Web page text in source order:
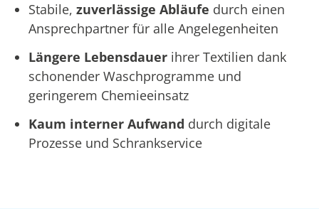
Stabile, zuverlässige Abläufe durch einen
Ansprechpartner für alle Angelegenheiten
Längere Lebensdauer ihrer Textilien dank
schonender Waschprogramme und
geringerem Chemieeinsatz
Kaum interner Aufwand durch digitale
Prozesse und Schrankservice